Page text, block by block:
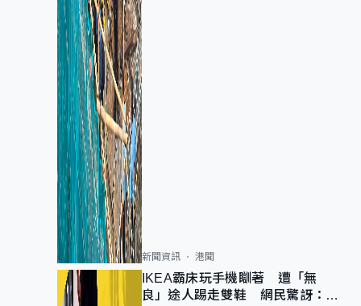
新聞資訊 港聞
IKEA霸床玩手機瞓著 遭「無
良」途人踢走雙鞋 網民驚訝：冇